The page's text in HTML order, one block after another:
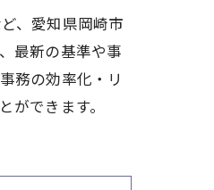
、愛知県岡崎市
最新の基準や事
務の効率化・リ
できます。